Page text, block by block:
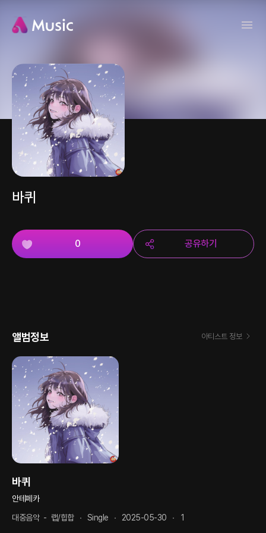
바퀴
0 공유하기
앨범정보 아티스트 정보
바퀴
안테페카
대중음악- 랩/힙합 Single 2025-05-30 1